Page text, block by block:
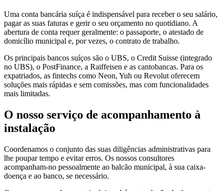
Uma conta bancária suíça é indispensável para receber o seu salário,
pagar as suas faturas e gerir o seu orçamento no quotidiano. A
abertura de conta requer geralmente: o passaporte, o atestado de
domicílio municipal e, por vezes, o contrato de trabalho.
Os principais bancos suíços são o UBS, o Credit Suisse (integrado
no UBS), o PostFinance, a Raiffeisen e as cantobancas. Para os
expatriados, as fintechs como Neon, Yuh ou Revolut oferecem
soluções mais rápidas e sem comissões, mas com funcionalidades
mais limitadas.
O nosso serviço de acompanhamento à
instalação
Coordenamos o conjunto das suas diligências administrativas para
lhe poupar tempo e evitar erros. Os nossos consultores
acompanham-no pessoalmente ao balcão municipal, à sua caixa-
doença e ao banco, se necessário.